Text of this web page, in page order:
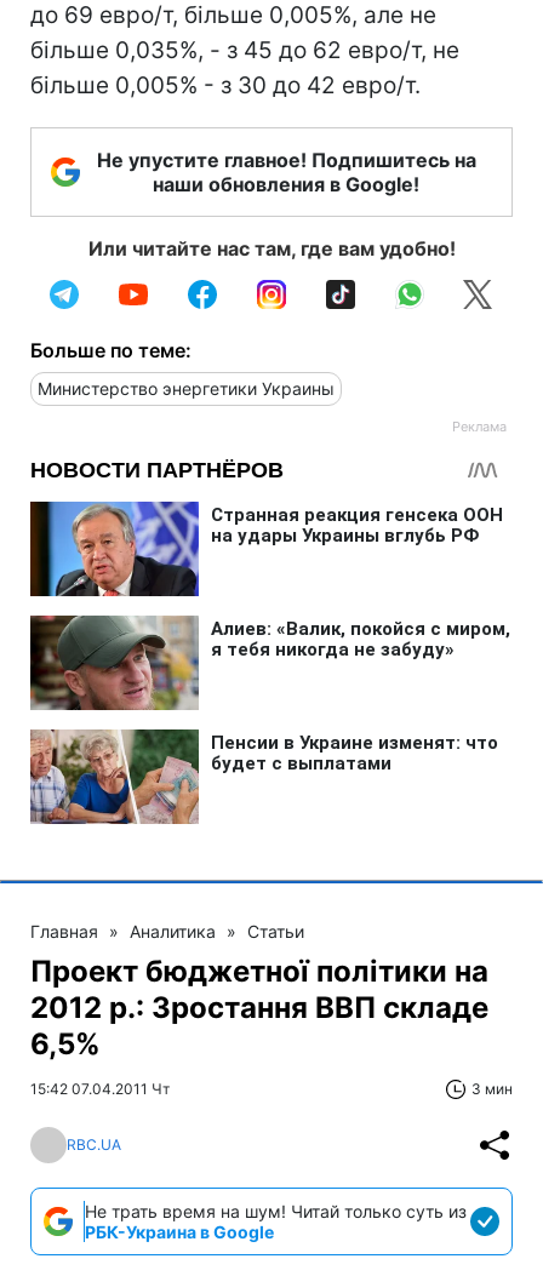
до 69 евро/т, більше 0,005%, але не
більше 0,035%, - з 45 до 62 евро/т, не
більше 0,005% - з 30 до 42 евро/т.
Не упустите главное! Подпишитесь на
наши обновления в Google!
Или читайте нас там, где вам удобно!
Больше по теме:
Министерство энергетики Украины
Главная » Аналитика » Статьи
Проект бюджетної політики на
2012 р.: Зростання ВВП складе
6,5%
15:42 07.04.2011 Чт 3 мин
RBC.UA
Не трать время на шум! Читай только суть из
РБК-Украина в Google